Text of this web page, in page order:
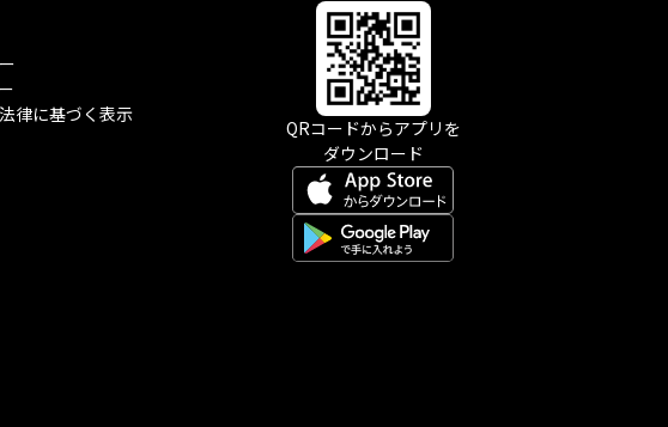
律に基づく表示
QRコードからアプリを
ダウンロード